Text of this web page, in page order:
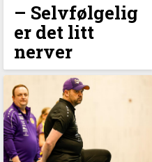
–⁠ Selvfølgelig
er det litt
nerver